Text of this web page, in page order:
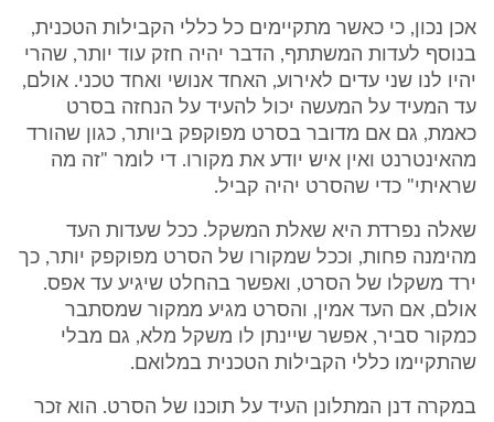
אכן נכון, כי כאשר מתקיימים כל כללי הקבילות הטכנית,
בנוסף לעדות המשתתף, הדבר יהיה חזק עוד יותר, שהרי
יהיו לנו שני עדים לאירוע, האחד אנושי ואחד טכני. אולם,
עד המעיד על המעשה יכול להעיד על הנחזה בסרט
כאמת, גם אם מדובר בסרט מפוקפק ביותר, כגון שהורד
מהאינטרנט ואין איש יודע את מקורו. די לומר "זה מה
שראיתי" כדי שהסרט יהיה קביל.
שאלה נפרדת היא שאלת המשקל. ככל שעדות העד
מהימנה פחות, וככל שמקורו של הסרט מפוקפק יותר, כך
ירד משקלו של הסרט, ואפשר בהחלט שיגיע עד אפס.
אולם, אם העד אמין, והסרט מגיע ממקור שמסתבר
כמקור סביר, אפשר שיינתן לו משקל מלא, גם מבלי
שהתקיימו כללי הקבילות הטכנית במלואם.
במקרה דנן המתלונן העיד על תוכנו של הסרט. הוא זכר